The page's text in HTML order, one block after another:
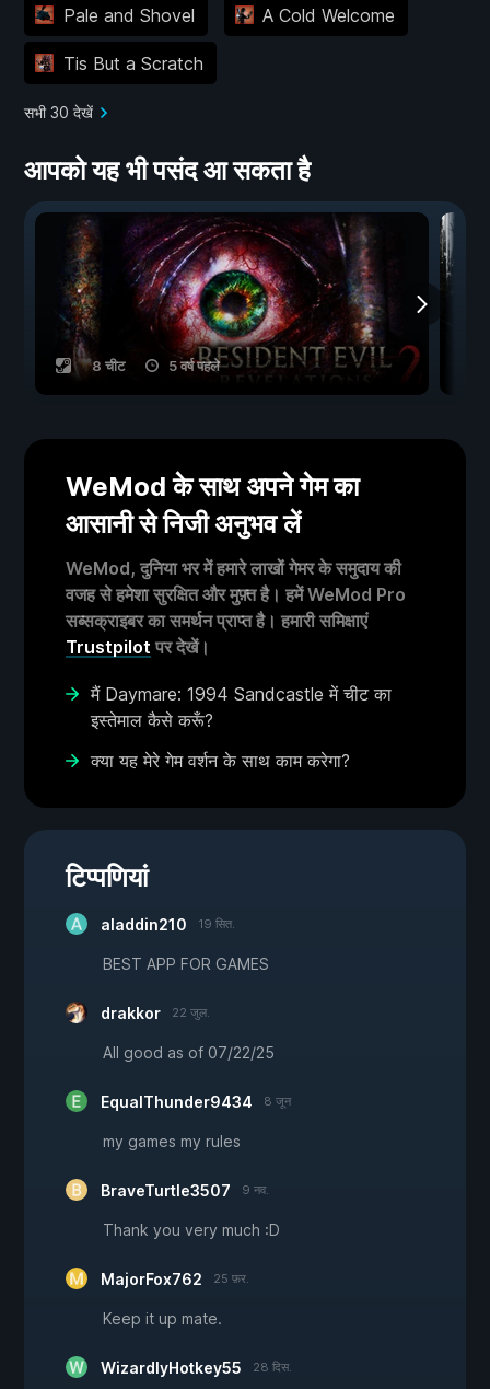
Pale and Shovel A Cold Welcome
Tis But a Scratch
सभी 30 देखें
आपको यह भी पसंद आ सकता है
8 चीट 5 वर्ष पहले
WeMod के साथ अपने गेम का
आसानी से निजी अनुभव लें
WeMod, दुनिया भर में हमारे लाखों गेमर के समुदाय की
वजह से हमेशा सुरक्षित और मुफ़्त है। हमें WeMod Pro
सब्सक्राइबर का समर्थन प्राप्त है। हमारी समिक्षाएं
Trustpilot पर देखें।
मैं Daymare: 1994 Sandcastle में चीट का
इस्तेमाल कैसे करूँ?
क्या यह मेरे गेम वर्शन के साथ काम करेगा?
टिप्पणियां
aladdin210 19 सित.
BEST APP FOR GAMES
drakkor 22 जुल.
All good as of 07/22/25
EqualThunder9434 8 जून
my games my rules
BraveTurtle3507 9 नव.
Thank you very much :D
MajorFox762 25 फ़र.
Keep it up mate.
WizardlyHotkey55 28 दिस.